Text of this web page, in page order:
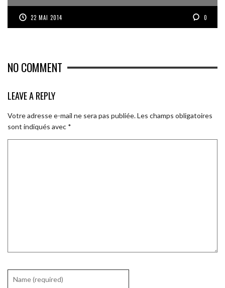
22 MAI 2014 0
NO COMMENT
LEAVE A REPLY
Votre adresse e-mail ne sera pas publiée.Les champs obligatoires
sont indiqués avec *